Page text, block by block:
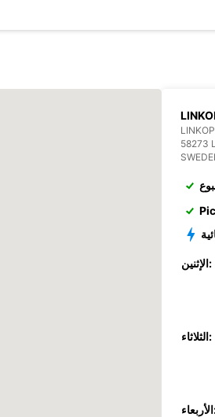
58273
الإثنين:
الثلاثاء: